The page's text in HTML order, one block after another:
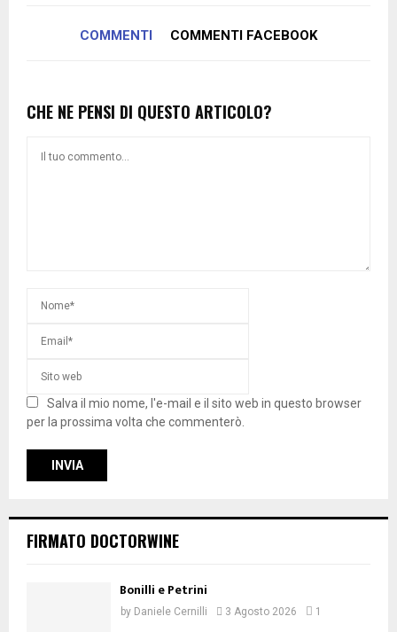
COMMENTI COMMENTI FACEBOOK
CHE NE PENSI DI QUESTO ARTICOLO?
Salva il mio nome, l'e-mail e il sito web in questo browser
per la prossima volta che commenterò.
FIRMATO DOCTORWINE
Bonilli e Petrini
by Daniele Cernilli 3 Agosto 2026 1